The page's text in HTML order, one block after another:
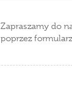
Zapraszamy do
poprzez